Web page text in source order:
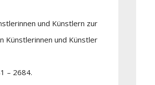
und Künstlern zur
Künstlerinnen und Künstler
– 2684.